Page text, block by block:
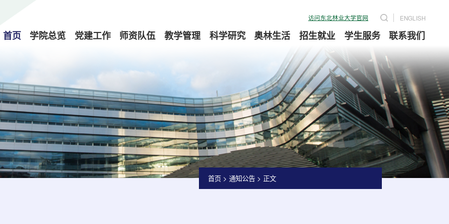
访问东北林业大学官网 ENGLISH
首页 学院总览 党建工作 师资队伍 教学管理 科学研究 奥林生活 招生就业 学生服务 联系我们
首页> 通知公告> 正文